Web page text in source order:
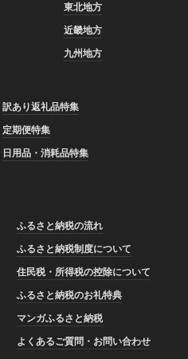
東北地方
近畿地方
九州地方
訳あり返礼品特集
定期便特集
日用品・消耗品特集
ふるさと納税の流れ
ふるさと納税制度について
住民税・所得税の控除について
ふるさと納税のお礼特典
マンガふるさと納税
よくあるご質問・お問い合わせ